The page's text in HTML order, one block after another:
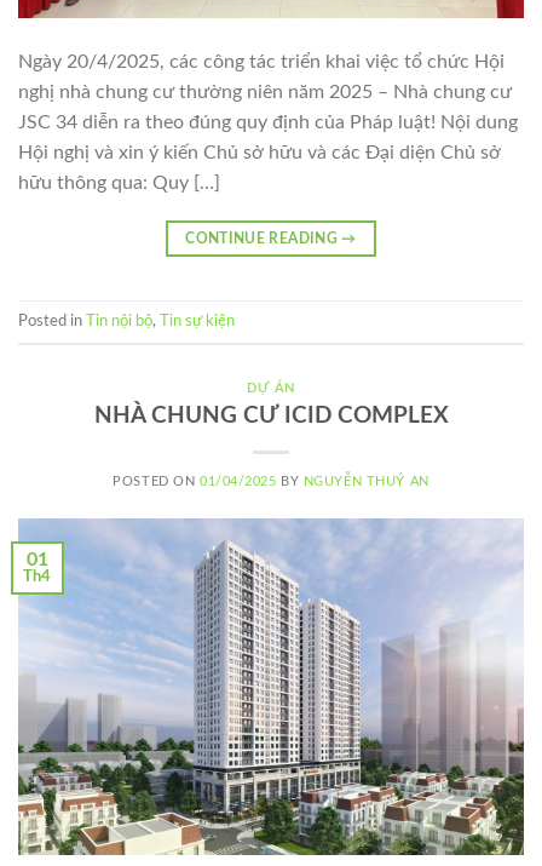
Ngày 20/4/2025, các công tác triển khai việc tổ chức Hội
nghị nhà chung cư thường niên năm 2025 – Nhà chung cư
JSC 34 diễn ra theo đúng quy định của Pháp luật! Nội dung
Hội nghị và xin ý kiến Chủ sở hữu và các Đại diện Chủ sở
hữu thông qua: Quy […]
CONTINUE READING→
Posted in Tin nội bộ, Tin sự kiện
DỰ ÁN
NHÀ CHUNG CƯ ICID COMPLEX
POSTED ON 01/04/2025 BY NGUYỄN THUÝ AN
01
Th4